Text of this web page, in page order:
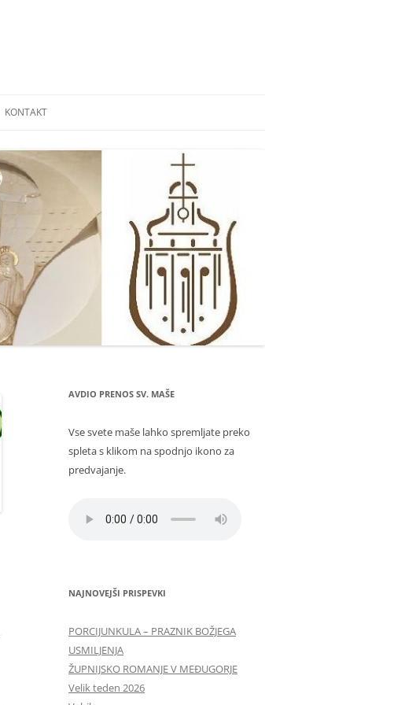
KONTAKT
AVDIO PRENOS SV. MAŠE
Vse svete maše lahko spremljate preko
spleta s klikom na spodnjo ikono za
predvajanje.
NAJNOVEJŠI PRISPEVKI
PORCIJUNKULA – PRAZNIK BOŽJEGA
USMILJENJA
ŽUPNIJSKO ROMANJE V MEĐUGORJE
Velik teden 2026